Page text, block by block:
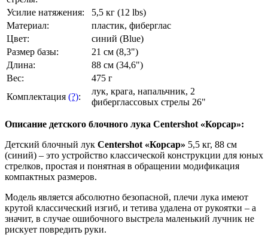
Усилие натяжения:
5,5 кг (12 lbs)
Материал:
пластик, фиберглас
Цвет:
синий (Blue)
Размер базы:
21 см (8,3")
Длина:
88 см (34,6")
Вес:
475 г
Комплектация (?):
лук, крага, напальчник, 2
фиберглассовых стрелы 26"
Описание детского блочного лука Centershot «Корсар»:
Детский блочный лук Centershot «Корсар» 5,5 кг, 88 см
(синий) – это устройство классической конструкции для юных
стрелков, простая и понятная в обращении модификация
компактных размеров.
Модель является абсолютно безопасной, плечи лука имеют
крутой классический изгиб, и тетива удалена от рукоятки – а
значит, в случае ошибочного выстрела маленький лучник не
рискует повредить руки.